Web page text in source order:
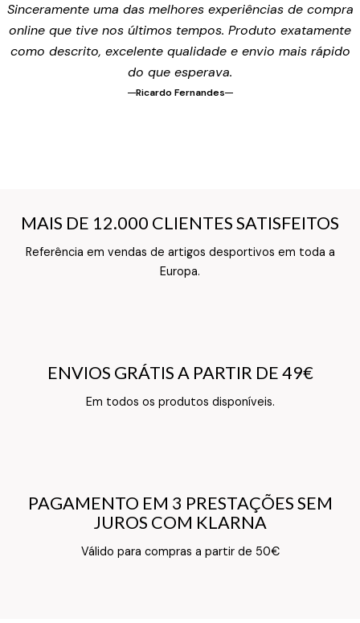
Sinceramente uma das melhores experiências de compra
online que tive nos últimos tempos. Produto exatamente
como descrito, excelente qualidade e envio mais rápido
do que esperava.
Ricardo Fernandes
MAIS DE 12.000 CLIENTES SATISFEITOS
Referência em vendas de artigos desportivos em toda a
Europa.
MAIS DE 12.000 CLIENTES SATISFEITOS
Texto do Verso do Cartão de Informação
ENVIOS GRÁTIS A PARTIR DE 49€
Em todos os produtos disponíveis.
ENVIOS GRÁTIS A PARTIR DE 49€
Texto do Verso do Cartão de Informação
PAGAMENTO EM 3 PRESTAÇÕES SEM
JUROS COM KLARNA
Válido para compras a partir de 50€
PAGAMENTO EM 3 PRESTAÇÕES SEM
JUROS COM KLARNA
Texto do Verso do Cartão de Informação